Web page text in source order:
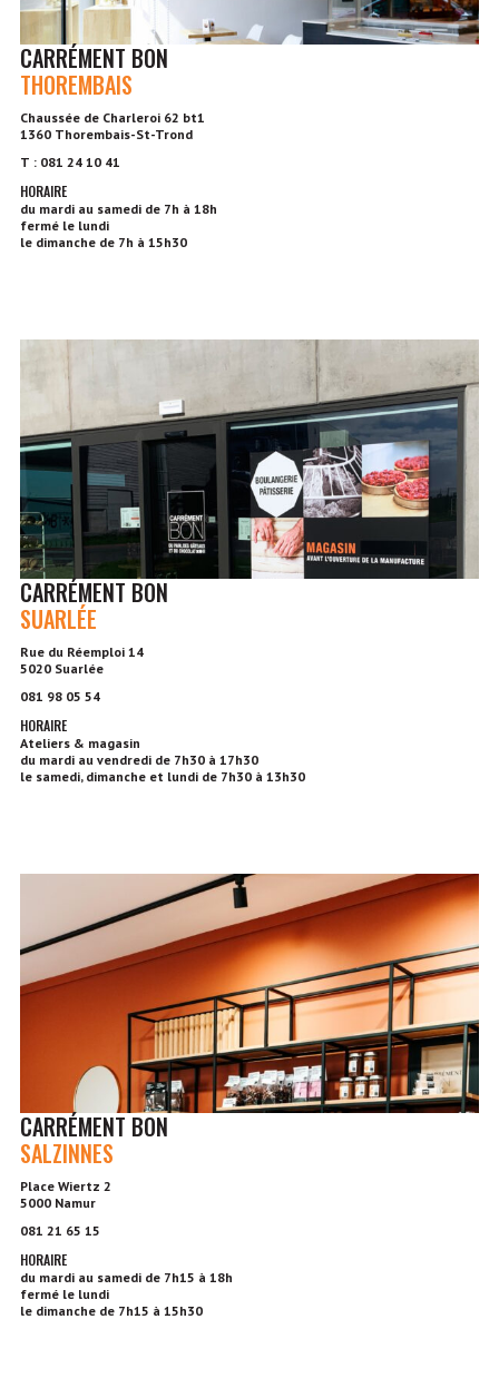
CARRÉMENT BON
THOREMBAIS
Chaussée de Charleroi 62 bt1
1360 Thorembais-St-Trond
T : 081 24 10 41
HORAIRE
du mardi au samedi de 7h à 18h
fermé le lundi
le dimanche de 7h à 15h30
CARRÉMENT BON
SUARLÉE
Rue du Réemploi 14
5020 Suarlée
081 98 05 54
HORAIRE
Ateliers & magasin
du mardi au vendredi de 7h30 à 17h30
le samedi, dimanche et lundi de 7h30 à 13h30
CARRÉMENT BON
SALZINNES
Place Wiertz 2
5000 Namur
081 21 65 15
HORAIRE
du mardi au samedi de 7h15 à 18h
fermé le lundi
le dimanche de 7h15 à 15h30